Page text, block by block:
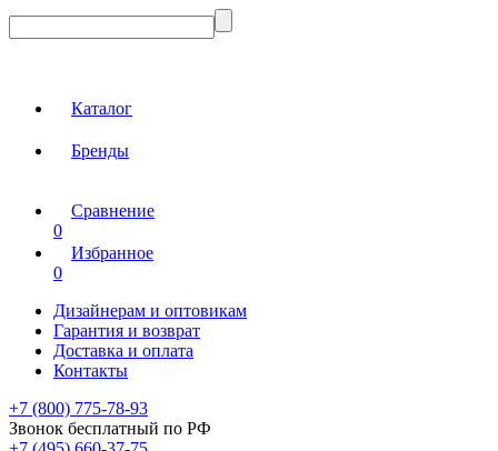
Каталог
Бренды
Сравнение
0
Избранное
0
Дизайнерам и оптовикам
Гарантия и возврат
Доставка и оплата
Контакты
+7 (800) 775-78-93
Звонок бесплатный по РФ